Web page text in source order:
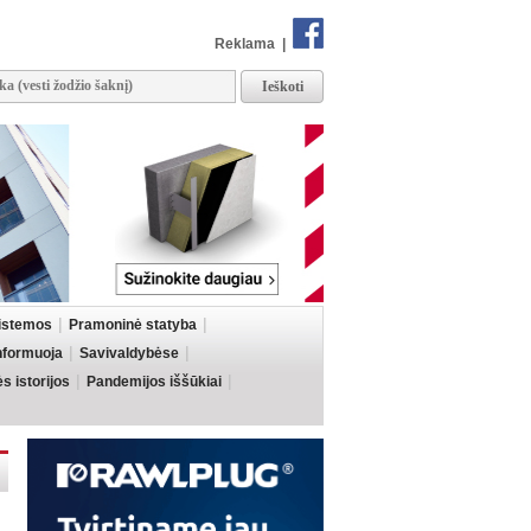
Reklama
Pramoninė statyba
Savivaldybėse
istorijos
Pandemijos iššūkiai